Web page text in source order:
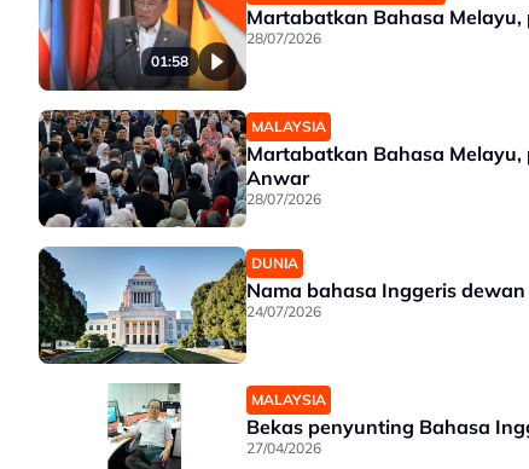
01:58
Martabatkan Bahasa Melayu,
28/07/2026
MALAYSIA
Martabatkan Bahasa Melayu,
Anwar
28/07/2026
DUNIA
Nama bahasa Inggeris
24/07/2026
MALAYSIA
Bekas penyunting Bahasa
27/04/2026